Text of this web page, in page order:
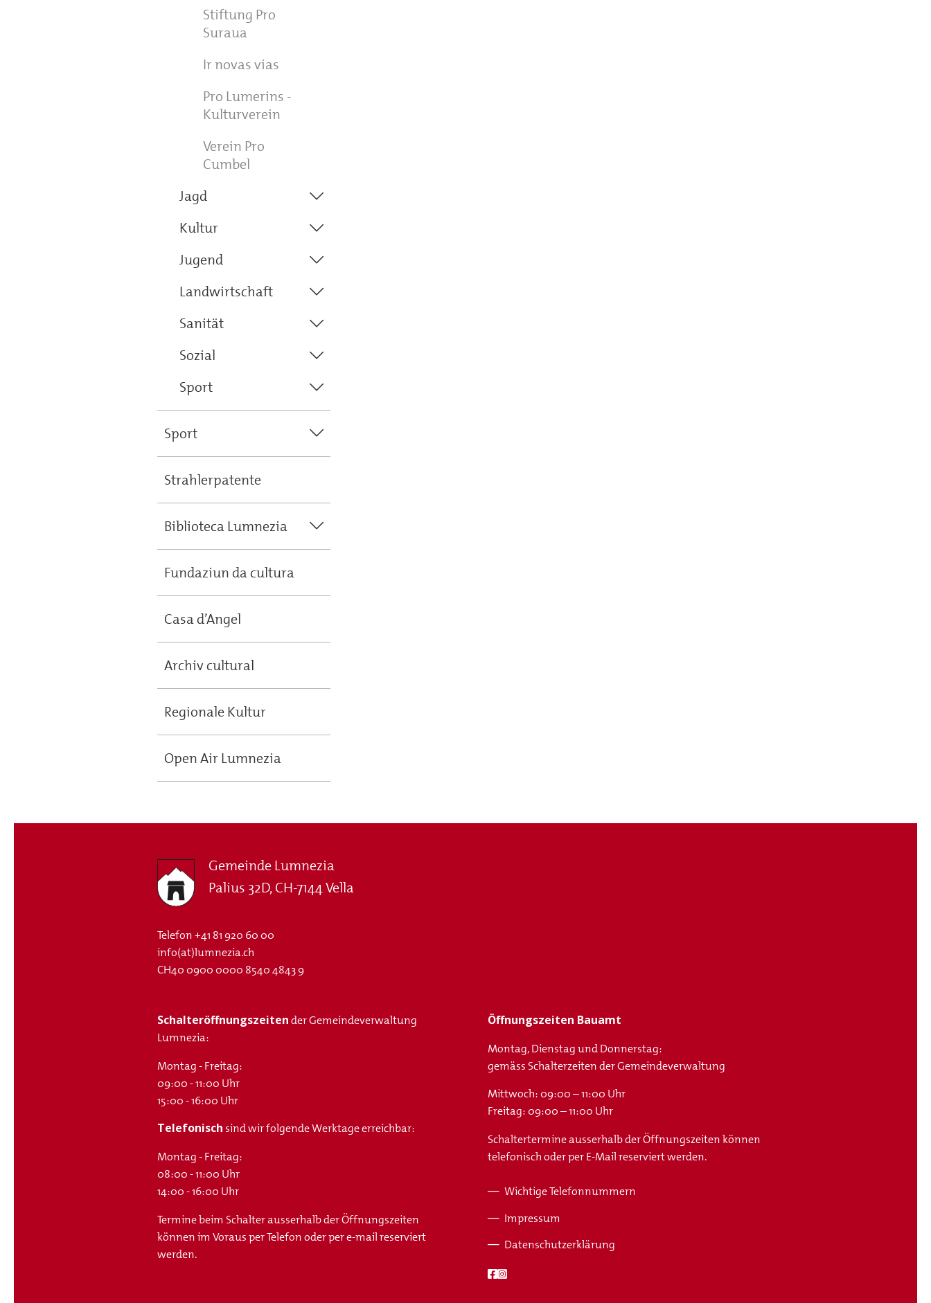
Stiftung Pro
Suraua
Ir novas vias
Pro Lumerins -
Kulturverein
Verein Pro
Cumbel
Jagd
Kultur
Jugend
Landwirtschaft
Sanität
Sozial
Sport
Sport
Strahlerpatente
Biblioteca Lumnezia
Fundaziun da cultura
Casa d’Angel
Archiv cultural
Regionale Kultur
Open Air Lumnezia
Gemeinde Lumnezia
Palius 32D, CH-7144 Vella
Telefon+41 81 920 60 00
info(at)lumnezia.ch
CH40 0900 0000 8540 4843 9
Schalteröffnungszeitender Gemeindeverwaltung
Lumnezia:
Montag - Freitag:
09:00 - 11:00 Uhr
15:00 - 16:00 Uhr
Telefonischsind wir folgende Werktage erreichbar:
Montag - Freitag:
08:00 - 11:00 Uhr
14:00 - 16:00 Uhr
Termine beim Schalter ausserhalb der Öffnungszeiten
können im Voraus per Telefon oder per e-mail reserviert
werden.
Öffnungszeiten Bauamt
Montag, Dienstag und Donnerstag:
gemäss Schalterzeiten der Gemeindeverwaltung
Mittwoch: 09:00 – 11:00 Uhr
Freitag: 09:00 – 11:00 Uhr
Schaltertermine ausserhalb der Öffnungszeiten können
telefonisch oder per E-Mail reserviert werden.
Wichtige Telefonnummern
Impressum
Datenschutzerklärung